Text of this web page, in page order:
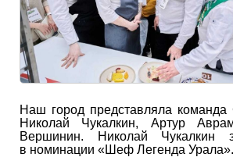
Наш город представляла
Николай Чукалкин, Артур
Вершинин. Николай Чукалкин
в номинации «Шеф Легенда Урала».